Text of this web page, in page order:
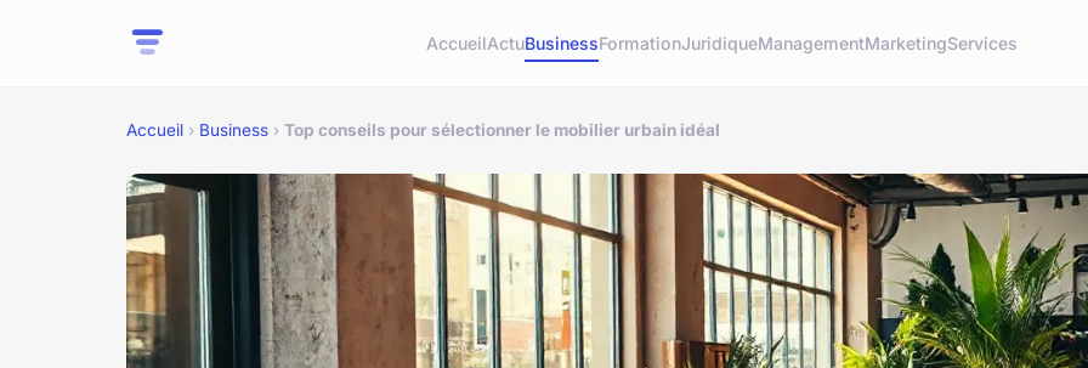
AccueilActuBusinessFormationJuridiqueManagementMarketingServices
Accueil › Business › Top conseils pour sélectionner le mobilier urbain idéal